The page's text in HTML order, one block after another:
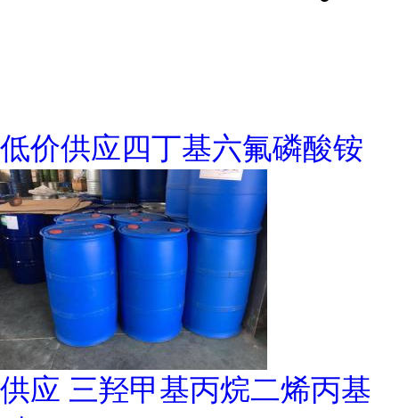
低价供应四丁基六氟磷酸铵
供应 三羟甲基丙烷二烯丙基